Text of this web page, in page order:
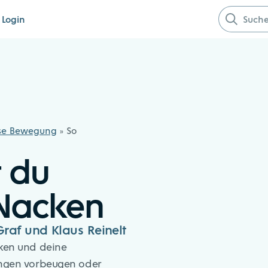
Login
Suche nach:
Bewegung » So
du
und Klaus Reinelt
und deine
vorbeugen oder